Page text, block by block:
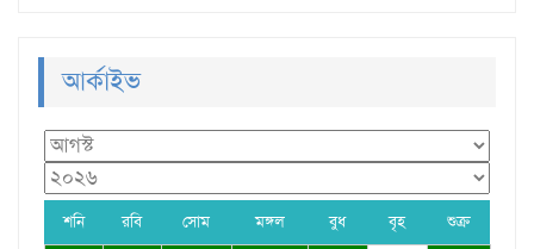
আর্কাইভ
শনি রবি সোম মঙ্গল বুধ বৃহ শুক্র